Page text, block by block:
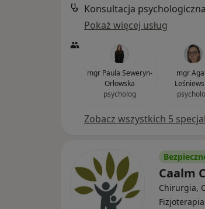
Konsultacja psychologiczna
Pokaż więcej usług
mgr Paula Seweryn-
Orłowska
psycholog
mgr
Zobacz wszystkich 5
Caalm
Chirurgia,
Fizjoterapia